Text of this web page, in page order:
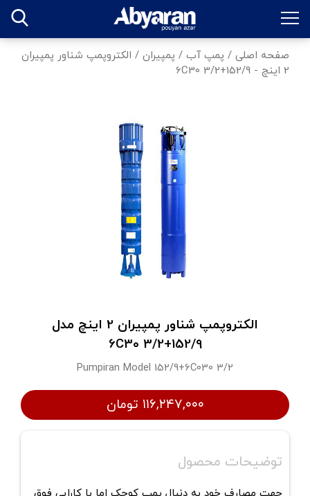
صفحه اصلی / پمپ آب / پمپیران / الکتروپمپ شناور پمپیران
2 اینچ - 152/9+6C30 3/2
الکتروپمپ شناور پمپیران 2 اینچ مدل
152/9+6C30 3/2
Pumpiran Model 152/9+6C030 3/2
۱۱۶,۲۴۷,۰۰۰ تومان
توضیحات محصول